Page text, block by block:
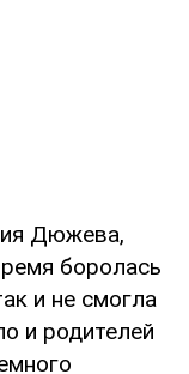
Дюжева,
боролась
и не смогла
и родителей